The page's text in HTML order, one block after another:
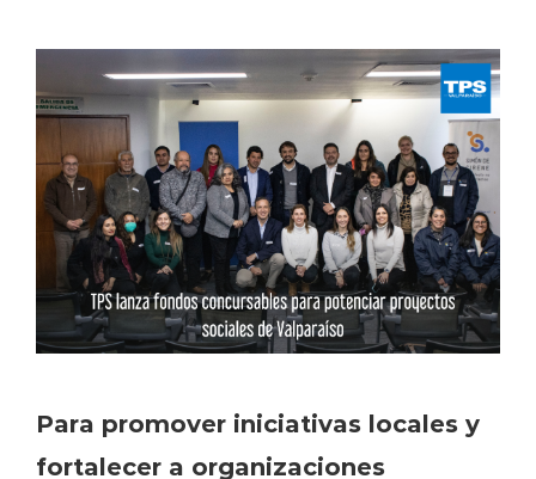
Para promover iniciativas locales y
fortalecer a organizaciones